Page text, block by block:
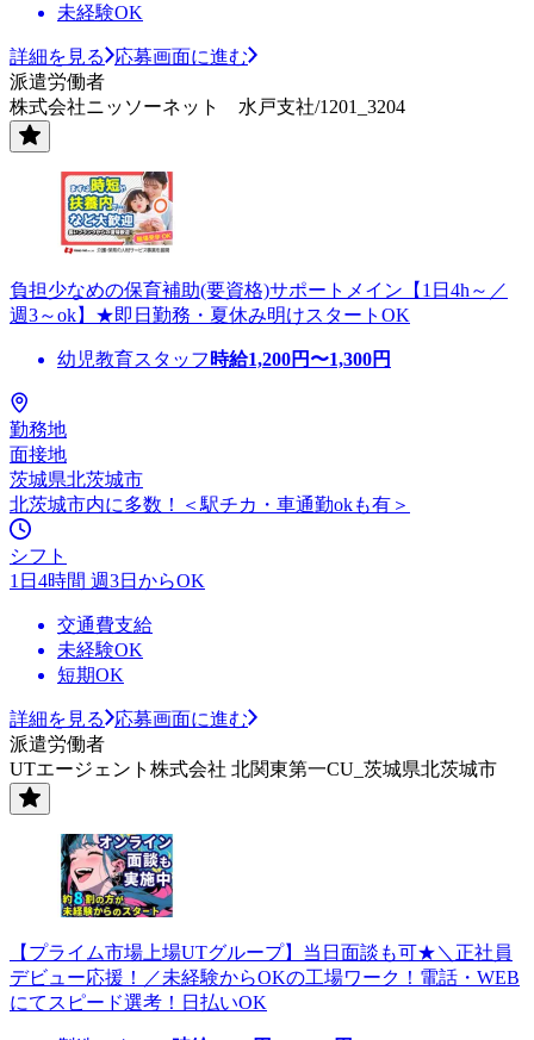
未経験OK
詳細を見る
応募画面に進む
派遣労働者
株式会社ニッソーネット 水戸支社/1201_3204
負担少なめの保育補助(要資格)サポートメイン【1日4h～／
週3～ok】★即日勤務・夏休み明けスタートOK
幼児教育スタッフ 時給1,200円〜1,300円
勤務地
面接地
茨城県北茨城市
北茨城市内に多数！＜駅チカ・車通勤okも有＞
シフト
1日4時間 週3日からOK
交通費支給
未経験OK
短期OK
詳細を見る
応募画面に進む
派遣労働者
UTエージェント株式会社 北関東第一CU_茨城県北茨城市
【プライム市場上場UTグループ】当日面談も可★＼正社員
デビュー応援！／未経験からOKの工場ワーク！電話・WEB
にてスピード選考！日払いOK